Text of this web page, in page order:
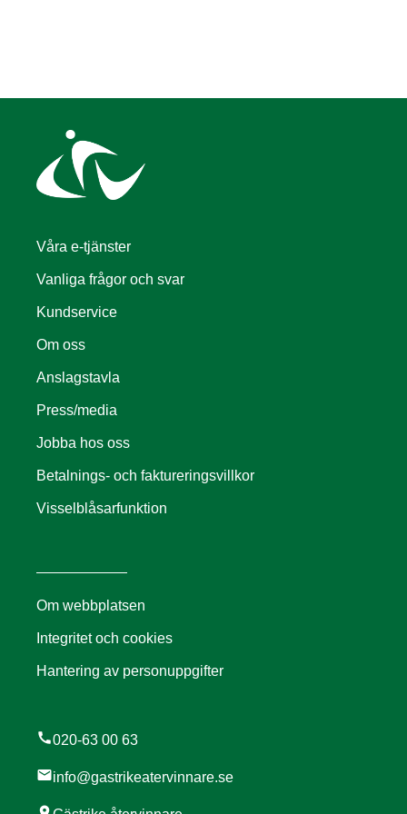
Våra e-tjänster
Vanliga frågor och svar
Kundservice
Om oss
Anslagstavla
Press/media
Jobba hos oss
Betalnings- och faktureringsvillkor
Visselblåsarfunktion
Om webbplatsen
Integritet och cookies
Hantering av personuppgifter
call020-63 00 63
mailinfo@gastrikeatervinnare.se